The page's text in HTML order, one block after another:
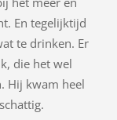
En tegelijktijd
te drinken. Er
die het wel
Hij kwam heel